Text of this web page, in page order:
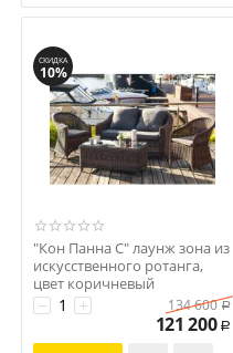
СКИДКА
10%
"Кон Панна С" лаунж зона из
искусственного ротанга,
цвет коричневый
Код: УТ-00000285
+
− 134 600 Р
121 200 Р